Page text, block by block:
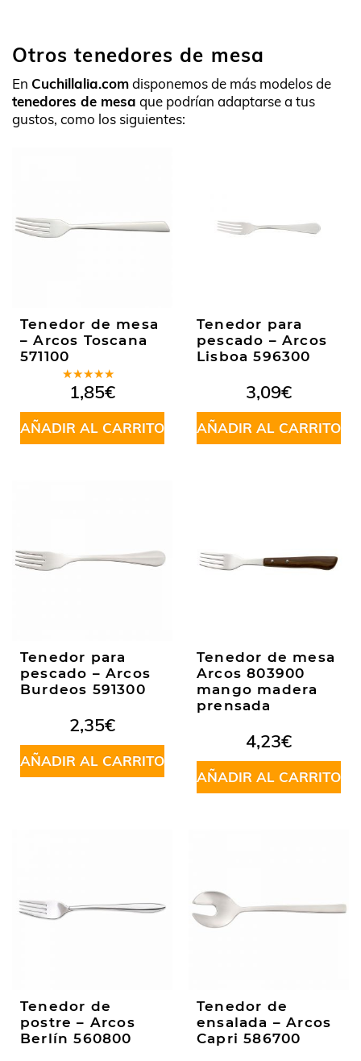
Otros tenedores de mesa
En Cuchillalia.comdisponemos de más modelos de
tenedores de mesa que podrían adaptarse a tus
gustos, como los siguientes:
Tenedor de mesa
– Arcos Toscana
571100
Valorado
en5.00de
5
1,85€
AÑADIR AL CARRITO
Tenedor para
pescado – Arcos
Lisboa 596300
3,09€
AÑADIR AL CARRITO
Tenedor para
pescado – Arcos
Burdeos 591300
2,35€
AÑADIR AL CARRITO
Tenedor de mesa
Arcos 803900
mango madera
prensada
4,23€
AÑADIR AL CARRITO
Tenedor de
postre – Arcos
Berlín 560800
Tenedor de
ensalada – Arcos
Capri 586700